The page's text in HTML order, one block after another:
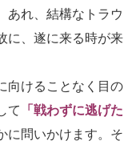
あれ、結構なトラウ
に、遂に来る時が来
向けることなく目の
て
「戦わずに逃げた
に問いかけます。そ